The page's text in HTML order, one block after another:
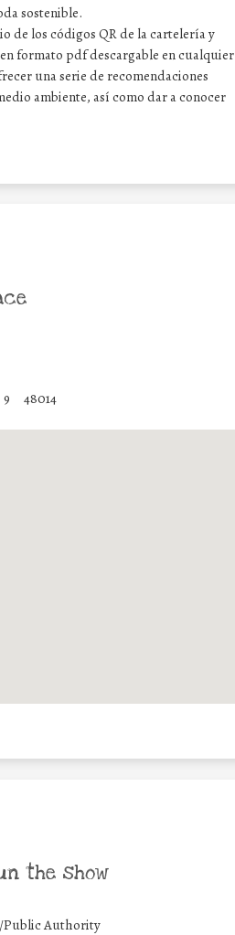
sostenible.
de los códigos QR de la cartelería y
formato pdf descargable en cualquier
una serie de recomendaciones
ambiente, así como dar a conocer
9 48014
the show
Authority